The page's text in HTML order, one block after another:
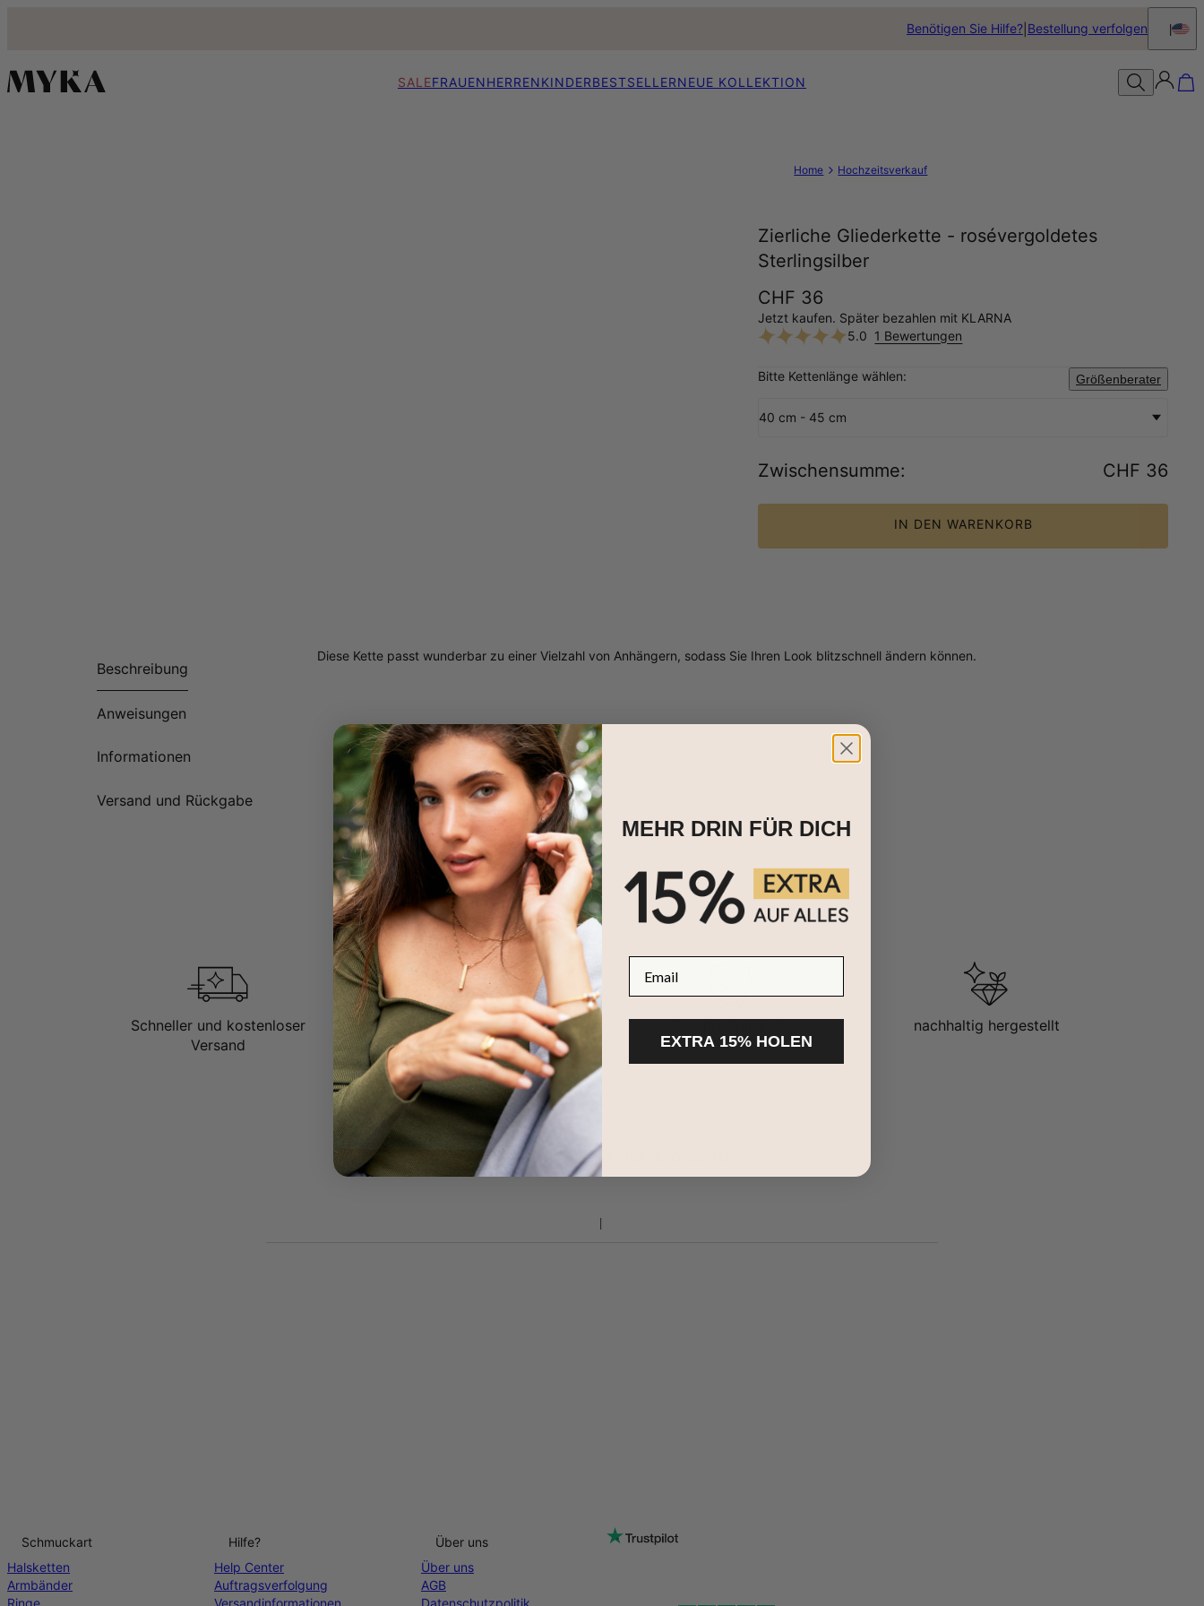
Benötigen Sie Hilfe? Bestellung verfolgen
SALEFRAUENHERRENKINDERBESTSELLERNEUE KOLLEKTION
Home Hochzeitsverkauf
Zierliche Gliederkette - rosévergoldetes
Sterlingsilber
CHF 36
Jetzt kaufen. Später bezahlen mit KLARNA
5.0 1 Bewertungen
Bitte Kettenlänge wählen: Größenberater
40 cm - 45 cm
Zwischensumme: CHF 36
IN DEN WARENKORB
Beschreibung
Anweisungen
Informationen
Versand und Rückgabe
Diese Kette passt wunderbar zu einer Vielzahl von Anhängern, sodass Sie Ihren Look blitzschnell ändern können.
Schneller und kostenloser
Versand
100-tägige
Rücksendungen
2 Jahre Garantie nachhaltig hergestellt
Teilen Sie Ihre MYKA Momente
Schmuckart
Halsketten
Armbänder
Ringe
Hilfe?
Help Center
Auftragsverfolgung
Versandinformationen
Über uns
Über uns
AGB
Datenschutzpolitik
MEHR DRIN FÜR DICH
EXTRA 15% HOLEN